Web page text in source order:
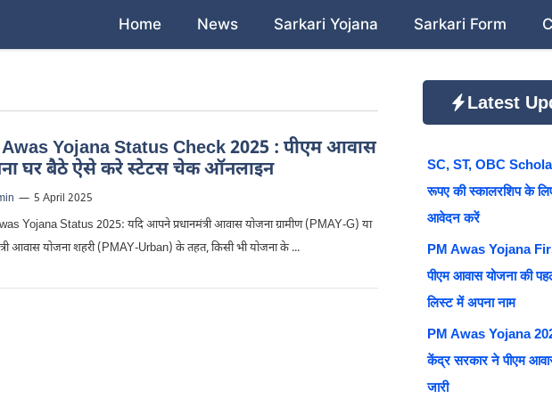
Home News Sarkari Yojana Sarkari Form
Yojana Status Check 2025 : पीएम आवास
घर बैठे ऐसे करे स्टेटस चेक ऑनलाइन
— 5 April 2025
Yojana Status 2025: यदि आपने प्रधानमंत्री आवास योजना ग्रामीण (PMAY-G) या
आवास योजना शहरी (PMAY-Urban) के तहत, किसी भी योजना के ...
Latest
SC, ST, OBC
रूपए की स्कालरशिप के
आवेदन करें
PM Awas Yojana
पीएम आवास योजना की
लिस्ट में अपना नाम
PM Awas Yojana
केंद्र सरकार ने पीएम
जारी